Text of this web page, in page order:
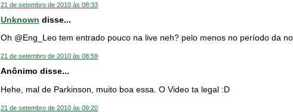
21 de setembro de 2010 às 08:33
Unknown disse...
Oh @Eng_Leo tem entrado pouco na live neh? pelo menos no período da
21 de setembro de 2010 às 08:59
Anônimo disse...
Hehe, mal de Parkinson, muito boa essa. O Video ta legal :D
21 de setembro de 2010 às 09:20